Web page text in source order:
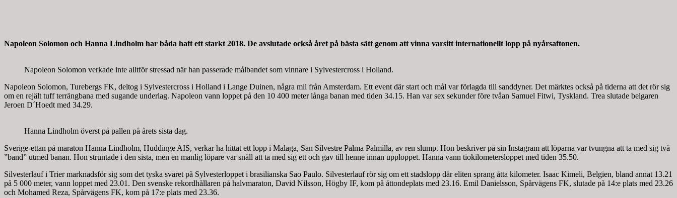
Napoleon Solomon och Hanna Lindholm har båda haft ett starkt 2018. De avslutade också året på bästa sätt genom att vinna varsitt internationellt lopp på nyårsaftonen.
Napoleon Solomon verkade inte alltför stressad när han passerade målbandet som vinnare i Sylvestercross i Holland.
Napoleon Solomon, Turebergs FK, deltog i Sylvestercross i Holland i Lange Duinen, några mil från Amsterdam. Ett event där start och mål var förlagda till sanddyner. Det märktes också på tiderna att det rör sig
om en rejält tuff terrängbana med sugande underlag. Napoleon vann loppet på den 10 400 meter långa banan med tiden 34.15. Han var sex sekunder före tvåan Samuel Fitwi, Tyskland. Trea slutade belgaren
Jeroen D´Hoedt med 34.29.
Hanna Lindholm överst på pallen på årets sista dag.
Sverige-ettan på maraton Hanna Lindholm, Huddinge AIS, verkar ha hittat ett lopp i Malaga, San Silvestre Palma Palmilla, av ren slump. Hon beskriver på sin Instagram att löparna var tvungna att ta med sig två
”band” utmed banan. Hon struntade i den sista, men en manlig löpare var snäll att ta med sig ett och gav till henne innan upploppet. Hanna vann tiokilometersloppet med tiden 35.50.
Silvesterlauf i Trier marknadsför sig som det tyska svaret på Sylvesterloppet i brasilianska Sao Paulo. Silvesterlauf rör sig om ett stadslopp där eliten sprang åtta kilometer. Isaac Kimeli, Belgien, bland annat 13.21
på 5 000 meter, vann loppet med 23.01. Den svenske rekordhållaren på halvmaraton, David Nilsson, Högby IF, kom på åttondeplats med 23.16. Emil Danielsson, Spårvägens FK, slutade på 14:e plats med 23.26
och Mohamed Reza, Spårvägens FK, kom på 17:e plats med 23.36.